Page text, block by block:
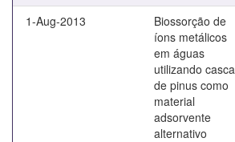
1-Aug-2013
Biossorção de
íons metálicos
em águas
utilizando casca
de pinus como
material
adsorvente
alternativo